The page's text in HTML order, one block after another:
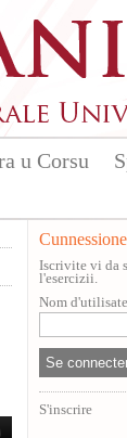
u Corsu
Cunnessione
Iscrivite vi da
l'esercizii.
Nom
S'inscrire